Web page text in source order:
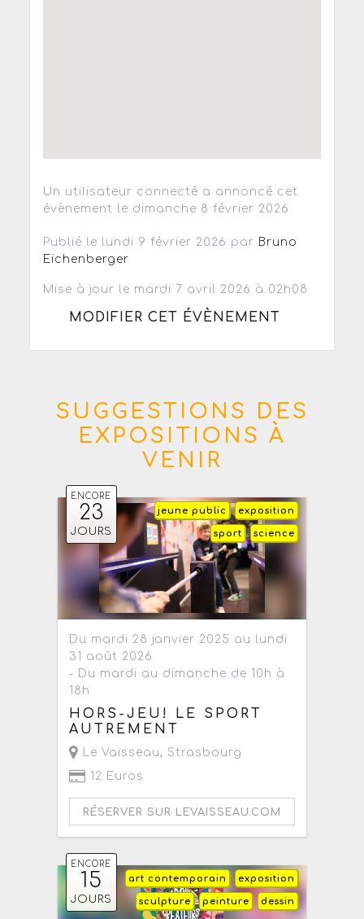
Un utilisateur connecté a annoncé cet
évènement le dimanche 8 février 2026
Publié le lundi 9 février 2026 par Bruno
Eichenberger
Mise à jour le mardi 7 avril 2026 à 02h08
MODIFIER CET ÉVÈNEMENT
SUGGESTIONS DES
EXPOSITIONS À
VENIR
ENCORE
23
JOURS
exposition
jeune public
science
sport
Du mardi 28 janvier 2025 au lundi
31 août 2026
- Du mardi au dimanche de 10h à
18h
HORS-JEU! LE SPORT
AUTREMENT
Le Vaisseau, Strasbourg
12 Euros
RÉSERVER SUR LEVAISSEAU.COM
ENCORE
15
JOURS
exposition
art contemporain
dessin
peinture
sculpture